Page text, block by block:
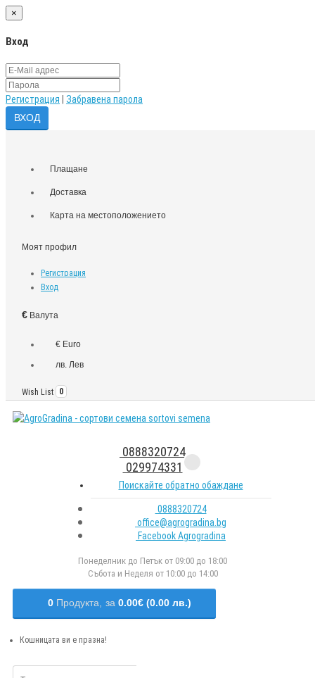
×
Вход
Регистрация Забравена парола
Плащане
Доставка
Карта на местоположението
Моят профил
Регистрация
Вход
€ Валута
€ Euro
лв. Лев
Wish List 0
0888320724
029974331
Поискайте обратно обаждане
0888320724
office@agrogradina.bg
Facebook Agrogradina
Понеделник до Петък от 09:00 до 18:00
Събота и Неделя от 10:00 до 14:00
0 Продукта, за 0.00€ (0.00 лв.)
Кошницата ви е празна!